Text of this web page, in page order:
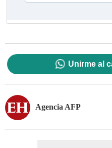
Unirme al
Agencia AFP